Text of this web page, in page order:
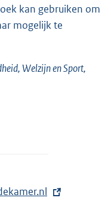
kan gebruiken om
mogelijk te
Welzijn en Sport,